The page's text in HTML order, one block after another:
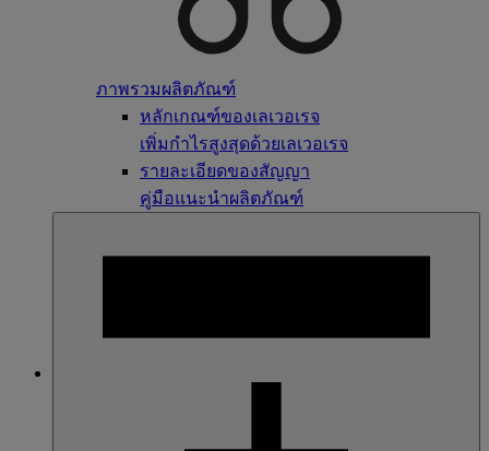
ภาพรวมผลิตภัณฑ์
หลักเกณฑ์ของเลเวอเรจ
เพิ่มกำไรสูงสุดด้วยเลเวอเรจ
รายละเอียดของสัญญา
คู่มือแนะนำผลิตภัณฑ์